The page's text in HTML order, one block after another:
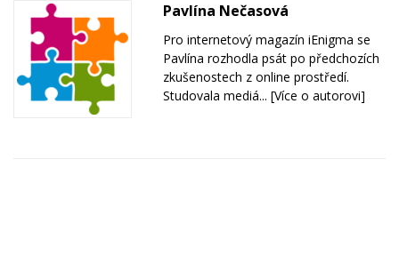
Pavlína Nečasová
Pro internetový magazín iEnigma se
Pavlína rozhodla psát po předchozích
zkušenostech z online prostředí.
Studovala mediá... [Více o autorovi]